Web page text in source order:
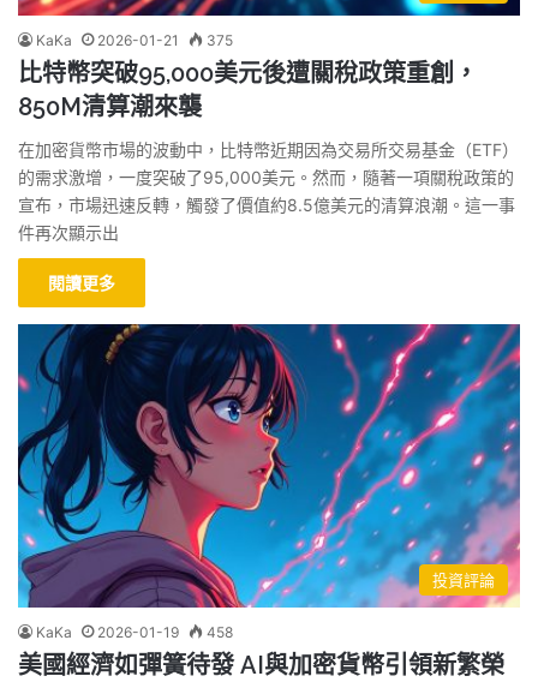
KaKa 2026-01-21 375
比特幣突破95,000美元後遭關稅政策重創，
850M清算潮來襲
在加密貨幣市場的波動中，比特幣近期因為交易所交易基金（ETF）
的需求激增，一度突破了95,000美元。然而，隨著一項關稅政策的
宣布，市場迅速反轉，觸發了價值約8.5億美元的清算浪潮。這一事
件再次顯示出
閱讀更多
投資評論
KaKa 2026-01-19 458
美國經濟如彈簧待發 AI與加密貨幣引領新繁榮